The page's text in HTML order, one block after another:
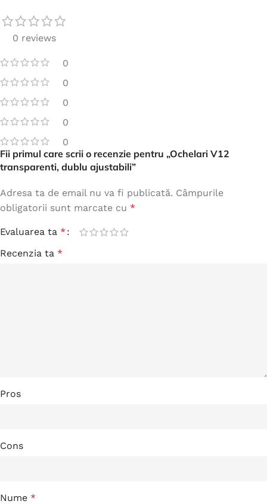
0 reviews
0
0
0
0
0
Fii primul care scrii o recenzie pentru „Ochelari V12
transparenti, dublu ajustabili”
Adresa ta de email nu va fi publicată. Câmpurile
obligatorii sunt marcate cu *
Evaluarea ta *
Recenzia ta *
Pros
Cons
Nume *